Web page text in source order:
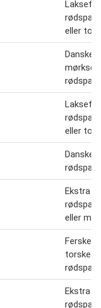
eller
Danske
eller
Danske
Ekstra
eller
Ferske
Ekstra